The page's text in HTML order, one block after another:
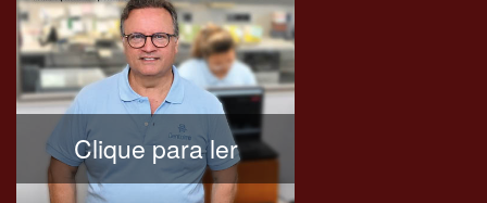
Clique para ler